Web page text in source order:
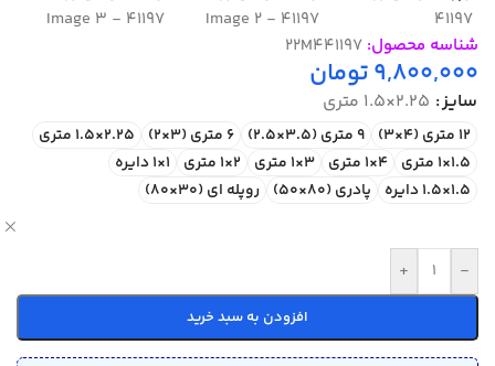
شناسه محصول: 22M441197
9,800,000تومان
سایز 2.25×1.5 متری
12 متری (4×3) 9 متری (3.5×2.5) 6 متری (3×2)
2.25×1.5 متری
1.5×1 متری
4×1 متری 3×1 متری 2×1 متری
1×1 دایره
1.5×1.5 دایره
پادری (80×50) روپله ای (30×80)
-
+
افزودن به سبد خرید